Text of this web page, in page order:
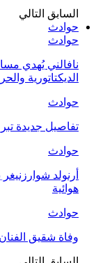
السابق التالي
حوادث
حوادث
نافالني يُهدي
الديكتاتورية
حوادث
تفاصيل جديدة
حوادث
أرنولد
هوائية
حوادث
وفاة شقيق